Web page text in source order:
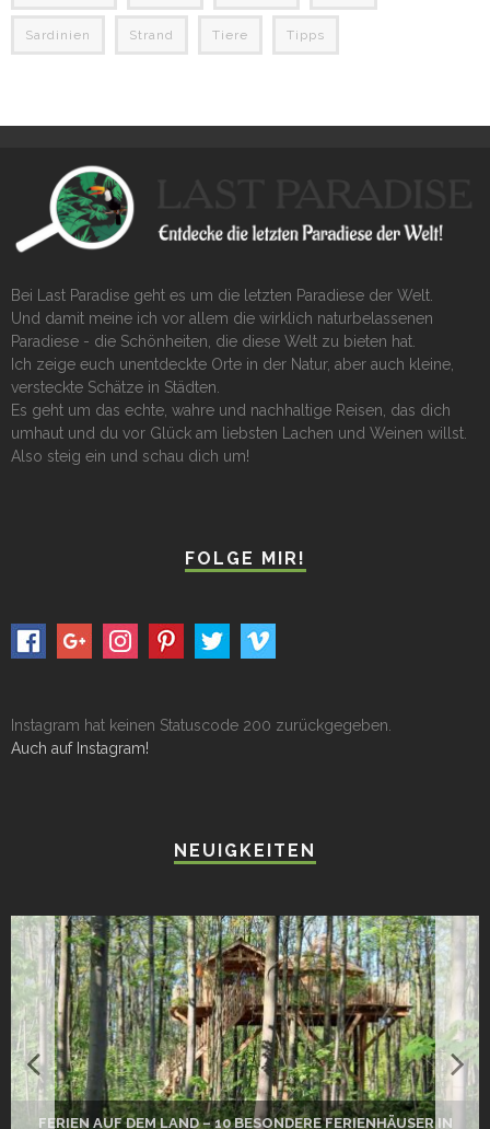
Sardinien Strand Tiere Tipps
Bei Last Paradise geht es um die letzten Paradiese der Welt.
Und damit meine ich vor allem die wirklich naturbelassenen
Paradiese - die Schönheiten, die diese Welt zu bieten hat.
Ich zeige euch unentdeckte Orte in der Natur, aber auch kleine,
versteckte Schätze in Städten.
Es geht um das echte, wahre und nachhaltige Reisen, das dich
umhaut und du vor Glück am liebsten Lachen und Weinen willst.
Also steig ein und schau dich um!
FOLGE MIR!
Instagram hat keinen Statuscode 200 zurückgegeben.
Auch auf Instagram!
NEUIGKEITEN
FERIEN AUF DEM LAND – 10 BESONDERE FERIENHÄUSER IN